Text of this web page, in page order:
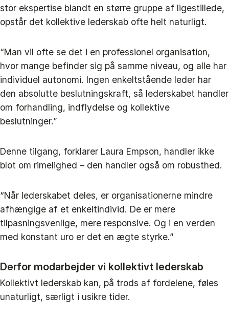
stor ekspertise blandt en større gruppe af ligestillede,
opstår det kollektive lederskab ofte helt naturligt.
“Man vil ofte se det i en professionel organisation,
hvor mange befinder sig på samme niveau, og alle har
individuel autonomi. Ingen enkeltstående leder har
den absolutte beslutningskraft, så lederskabet handler
om forhandling, indflydelse og kollektive
beslutninger.”
Denne tilgang, forklarer Laura Empson, handler ikke
blot om rimelighed – den handler også om robusthed.
“Når lederskabet deles, er organisationerne mindre
afhængige af et enkeltindivid. De er mere
tilpasningsvenlige, mere responsive. Og i en verden
med konstant uro er det en ægte styrke.”
Derfor modarbejder vi kollektivt lederskab
Kollektivt lederskab kan, på trods af fordelene, føles
unaturligt, særligt i usikre tider.